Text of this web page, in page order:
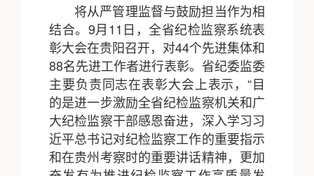
将从严管理监督与鼓励担当作为相
结合。9月11日，全省纪检监察系统表
彰大会在贵阳召开，对44个先进集体和
88名先进工作者进行表彰。省纪委监委
主要负责同志在表彰大会上表示，“目
的是进一步激励全省纪检监察机关和广
大纪检监察干部感恩奋进，深入学习习
近平总书记对纪检监察工作的重要指示
和在贵州考察时的重要讲话精神，更加